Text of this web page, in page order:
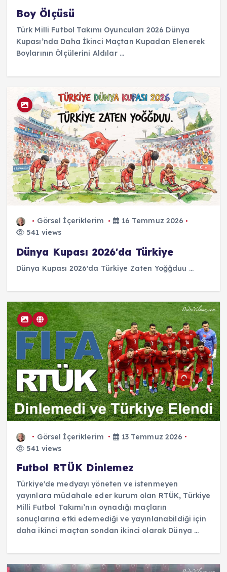
Boy Ölçüsü
Türk Milli Futbol Takımı Oyuncuları 2026 Dünya
Kupası’nda Daha İkinci Maçtan Kupadan Elenerek
Boylarının Ölçülerini Aldılar ...
Görsel İçeriklerim
16 Temmuz 2026
541 views
Dünya Kupası 2026'da Türkiye
Dünya Kupası 2026'da Türkiye Zaten Yoğğduu ...
Görsel İçeriklerim
13 Temmuz 2026
541 views
Futbol RTÜK Dinlemez
Türkiye'de medyayı yöneten ve istenmeyen
yayınlara müdahale eder kurum olan RTÜK, Türkiye
Milli Futbol Takımı’nın oynadığı maçların
sonuçlarına etki edemediği ve yayınlanabildiği için
daha ikinci maçtan sondan ikinci olarak Dünya ...